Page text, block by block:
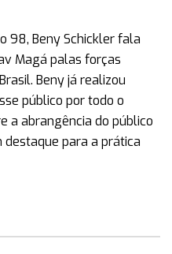
98, Beny Schickler fala
Magá palas forças
Beny já realizou
público por todo o
a abrangência do público
para a prática